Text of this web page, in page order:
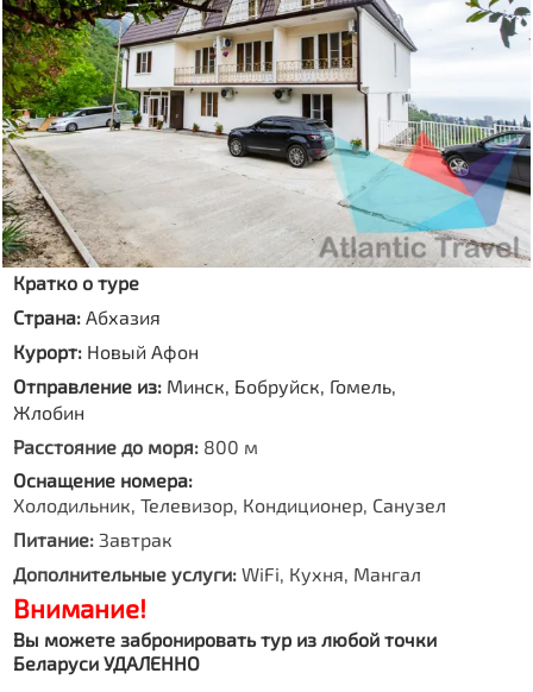
Кратко о туре
Страна:Абхазия
Курорт: Новый Афон
Отправление из: Минск, Бобруйск, Гомель,
Жлобин
Расстояние до моря: 800 м
Оснащение номера:
Холодильник, Телевизор, Кондиционер, Санузел
Питание: Завтрак
Дополнительные услуги: WiFi, Кухня, Мангал
Внимание!
Вы можете забронировать тур из любой точки
Беларуси УДАЛЕННО